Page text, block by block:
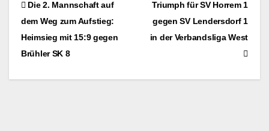
BeitragsnavigationTriumph für SV Horrem 1
gegen SV Lendersdorf 1
in der Verbandsliga West
Die 2. Mannschaft auf
dem Weg zum Aufstieg:
Heimsieg mit 15:9 gegen
Brühler SK 8